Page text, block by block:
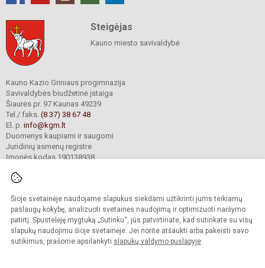
Šioje svetainėje naudojame slapukus siekdami užtikrinti jums teikiamų
paslaugų kokybę, analizuoti svetainės naudojimą ir optimizuoti naršymo
patirtį. Spustelėję mygtuką „Sutinku“, jūs patvirtinate, kad sutinkate su visų
slapukų naudojimu šioje svetainėje. Jei norite atšaukti arba pakeisti savo
sutikimus, prašome apsilankyti slapukų valdymo puslapyje.
Steigėjas
Kauno miesto savivaldybė
Kauno Kazio Griniaus progimnazija
Savivaldybės biudžetinė įstaiga
Šiaurės pr. 97 Kaunas 49239
Tel./ faks. (8 37) 38 67 48
El. p. info@kgm.lt
Duomenys kaupiami ir saugomi
Juridinių asmenų registre
Įmonės kodas 190138938
© 2024. Kauno Kazio Griniaus progimnazija. Visos teisės saugomos.
Kopijuoti turinį be raštiško progimnazijos sutikimo griežtai draudžiama.
Prieinamumo paraiška Slapukų valdymas
Sumanus būdas atnaujinti